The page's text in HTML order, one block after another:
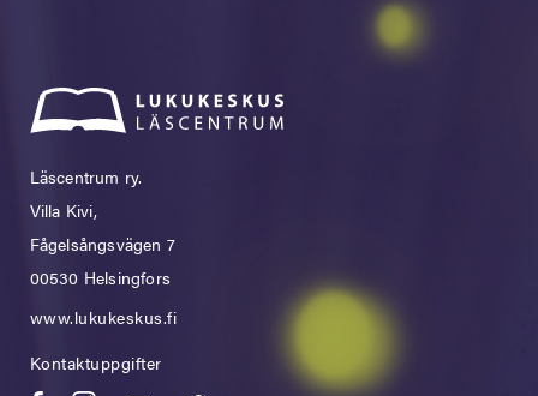
Läscentrum ry.
Villa Kivi,
Fågelsångsvägen 7
00530 Helsingfors
www.lukukeskus.fi
Kontaktuppgifter